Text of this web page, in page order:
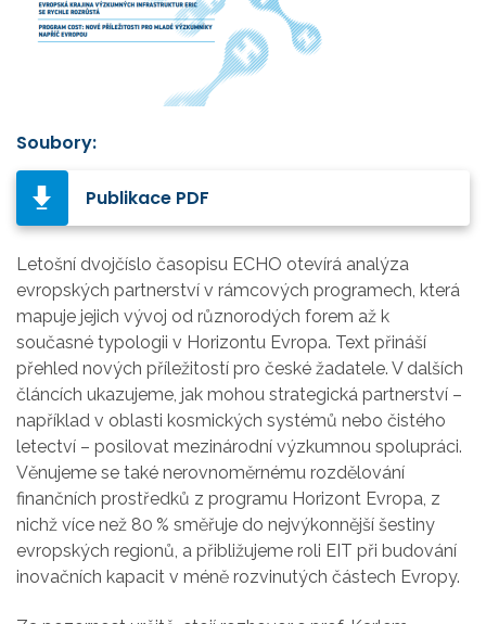
Soubory:
Publikace PDF
Letošní dvojčíslo časopisu ECHO otevírá analýza
evropských partnerství v rámcových programech, která
mapuje jejich vývoj od různorodých forem až k
současné typologii v Horizontu Evropa. Text přináší
přehled nových příležitostí pro české žadatele. V dalších
článcích ukazujeme, jak mohou strategická partnerství –
například v oblasti kosmických systémů nebo čistého
letectví – posilovat mezinárodní výzkumnou spolupráci.
Věnujeme se také nerovnoměrnému rozdělování
finančních prostředků z programu Horizont Evropa, z
nichž více než 80 % směřuje do nejvýkonnější šestiny
evropských regionů, a přibližujeme roli EIT při budování
inovačních kapacit v méně rozvinutých částech Evropy.